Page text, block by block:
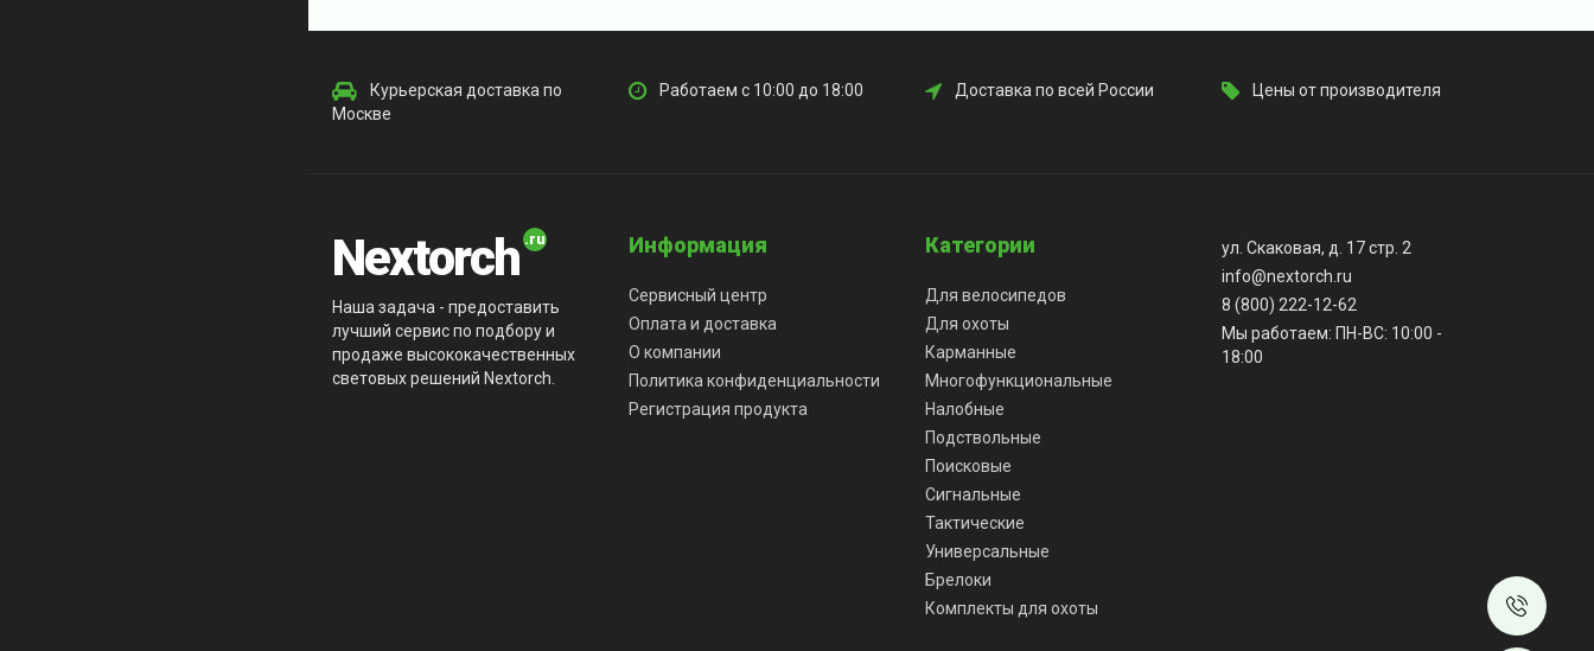
Курьерская доставка по
Москве
Работаем с 10:00 до 18:00 Доставка по всей России Цены от производителя
Nextorch
Наша задача - предоставить
лучший сервис по подбору и
продаже высококачественных
световых решений Nextorch.
Информация
Сервисный центр
Оплата и доставка
О компании
Политика конфиденциальности
Регистрация продукта
Категории
Для велосипедов
Для охоты
Карманные
Многофункциональные
Налобные
Подствольные
Поисковые
Сигнальные
Тактические
Универсальные
Брелоки
Комплекты для охоты
ул. Скаковая, д. 17 стр. 2
info@nextorch.ru
8 (800) 222-12-62
Мы работаем: ПН-ВС: 10:00 -
18:00